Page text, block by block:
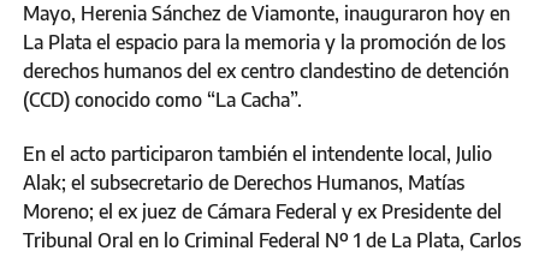
Mayo, Herenia Sánchez de Viamonte, inauguraron hoy en
La Plata el espacio para la memoria y la promoción de los
derechos humanos del ex centro clandestino de detención
(CCD) conocido como “La Cacha”.
En el acto participaron también el intendente local, Julio
Alak; el subsecretario de Derechos Humanos, Matías
Moreno; el ex juez de Cámara Federal y ex Presidente del
Tribunal Oral en lo Criminal Federal Nº 1 de La Plata, Carlos